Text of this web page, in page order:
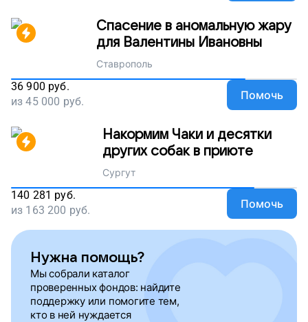
Спасение в аномальную жару
для Валентины Ивановны
Ставрополь
36 900 руб.
из45 000 руб. Помочь
Накормим Чаки и десятки
других собак в приюте
Сургут
140 281 руб.
из 163 200 руб. Помочь
Нужна помощь?
Мы собрали каталог
проверенных фондов: найдите
поддержку или помогите тем,
кто в ней нуждается